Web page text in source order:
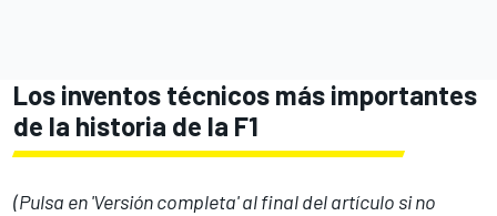
Los inventos técnicos más importantes
de la historia de la F1
(Pulsa en 'Versión completa' al final del artículo si no